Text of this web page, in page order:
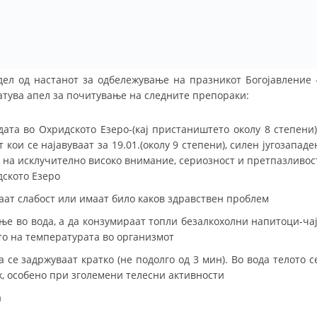
од настанот за одбележување на празникот Богојавление
апел за почитување на следните препораки:
во Охридското Езеро-(кај пристаништето околу 8
се најавуваат за 19.01.(околу 9 степени), силен
исклучително високо внимание, сериозност и
Езеро
слабост или имаат било каков здравствен проблем
во вода, а да конзумираат топли безалкохолни напитоци-
на температурата во организмот
задржуваат кратко (не подолго од 3 мин). Во вода телото
особено при зголемени телесни активности